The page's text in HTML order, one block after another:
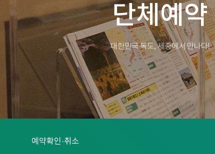
단체예약
대한민국 독도, 세종에서 만나다!
예약확인·취소